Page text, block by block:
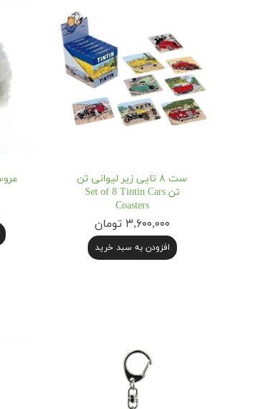
ست ۸ تایی زیر لیوانی تن
تن Set of 8 Tintin Cars
Coasters
۳,۶۰۰,۰۰۰ تومان
افزودن به سبد خرید